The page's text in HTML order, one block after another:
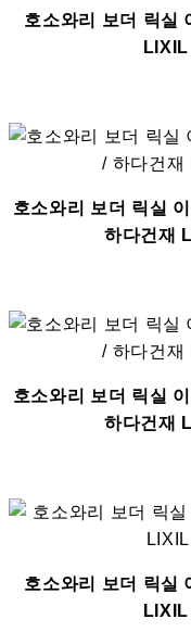
호소와리 보더 릭실
호소와리 보더 릭실
하다건재
호소와리 보더 릭실
하다건재
호소와리 보더 릭실